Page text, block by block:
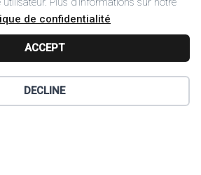
Ruelland Lamp
de confidentialité
ACCEPT
DECLINE